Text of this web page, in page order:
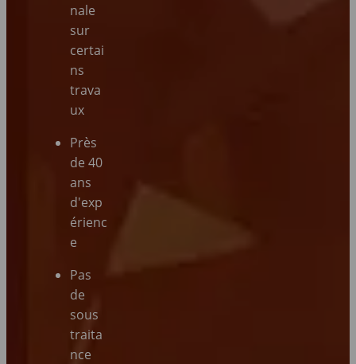
nale
sur
certai
ns
trava
ux
Près
de 40
ans
d'exp
érienc
e
Pas
de
sous
traita
nce